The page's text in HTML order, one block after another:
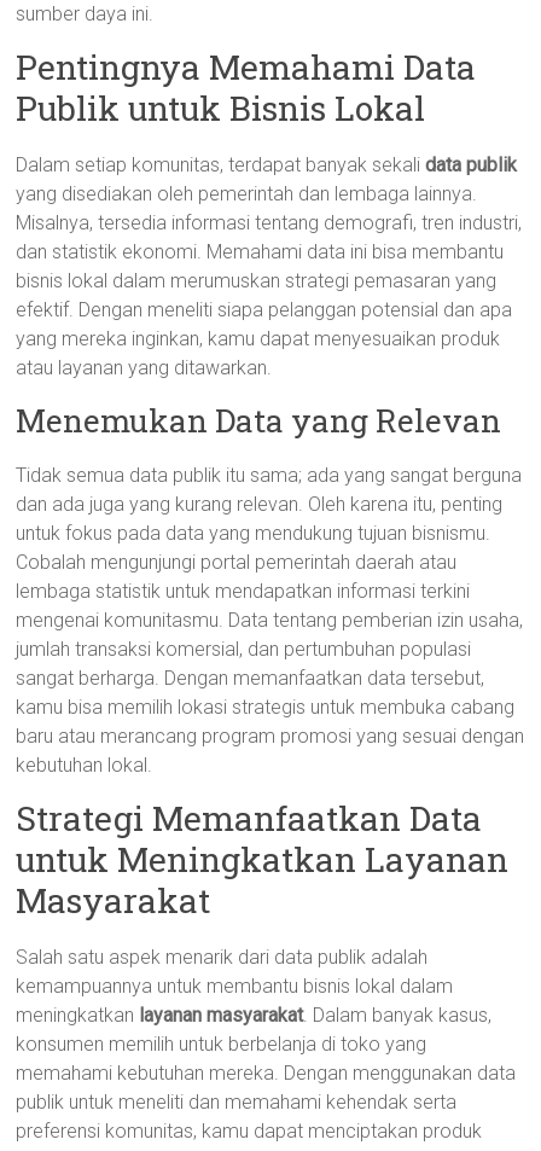
sumber daya ini.
Pentingnya Memahami Data
Publik untuk Bisnis Lokal
Dalam setiap komunitas, terdapat banyak sekalidata publik
yang disediakan oleh pemerintah dan lembaga lainnya.
Misalnya, tersedia informasi tentang demografi, tren industri,
dan statistik ekonomi. Memahami data ini bisa membantu
bisnis lokal dalam merumuskan strategi pemasaran yang
efektif. Dengan meneliti siapa pelanggan potensial dan apa
yang mereka inginkan, kamu dapat menyesuaikan produk
atau layanan yang ditawarkan.
Menemukan Data yang Relevan
Tidak semua data publik itu sama; ada yang sangat berguna
dan ada juga yang kurang relevan. Oleh karena itu, penting
untuk fokus pada data yang mendukung tujuan bisnismu.
Cobalah mengunjungi portal pemerintah daerah atau
lembaga statistik untuk mendapatkan informasi terkini
mengenai komunitasmu. Data tentang pemberian izin usaha,
jumlah transaksi komersial, dan pertumbuhan populasi
sangat berharga. Dengan memanfaatkan data tersebut,
kamu bisa memilih lokasi strategis untuk membuka cabang
baru atau merancang program promosi yang sesuai dengan
kebutuhan lokal.
Strategi Memanfaatkan Data
untuk Meningkatkan Layanan
Masyarakat
Salah satu aspek menarik dari data publik adalah
kemampuannya untuk membantu bisnis lokal dalam
meningkatkan layanan masyarakat. Dalam banyak kasus,
konsumen memilih untuk berbelanja di toko yang
memahami kebutuhan mereka. Dengan menggunakan data
publik untuk meneliti dan memahami kehendak serta
preferensi komunitas, kamu dapat menciptakan produk